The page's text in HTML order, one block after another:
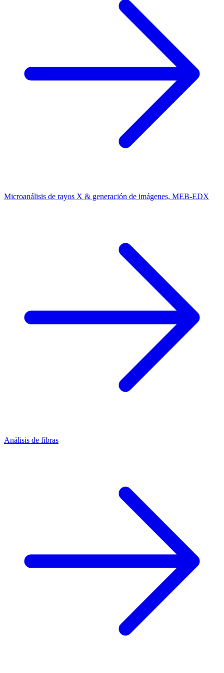
Microanálisis de rayos X & generación de imágenes, MEB-EDX
Análisis de fibras